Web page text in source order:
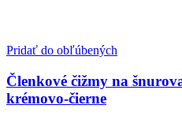
Pridať do obľúbených
Členkové čižmy na
krémovo-čierne